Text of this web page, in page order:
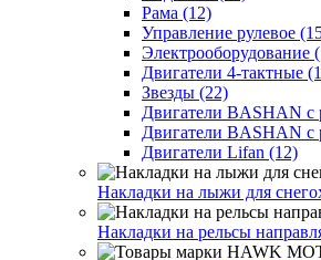
Рама (12)
Управление рулевое
Электрооборудование
Двигатели 4-тактные
Звезды (22)
Двигатели BASHAN с
Двигатели BASHAN с
Двигатели Lifan (12)
Накладки на лыжи для
Накладки на рельсы